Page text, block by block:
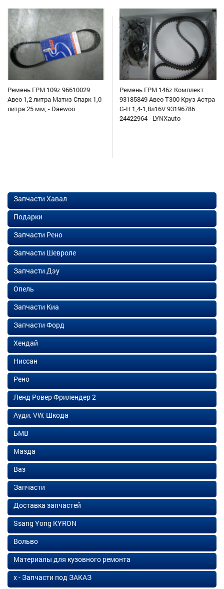
Ремень ГРМ 109z 96610029
Авео 1,2 литра Матиз Спарк 1,0
литра 25 мм, - Daewoo
Ремень ГРМ 146z Комплект
93185849 Авео Т300 Круз Астра
G-H 1,4-1,8л16V 93196786
24422964 - LYNXauto
Запчасти Хавал
Подарки
Запчасти Рено
Запчасти Шевроле
Запчасти Дэу
Опель
Запчасти Киа
Запчасти Форд
Хендай
Ниссан
Рено
Ленд Ровер Фрилендер 2
Ауди, VW, Шкода
БМВ
Мазда
Ваз
Запчасти
Доставка запчастей
Ssang Yong KYRON
Вольво
Материалы для кузовного ремонта
х - Запчасти под ЗАКАЗ